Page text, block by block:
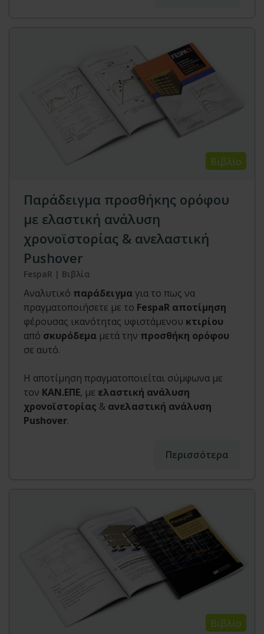
Βιβλίο
Παράδειγμα προσθήκης ορόφου
με ελαστική ανάλυση
χρονοϊστορίας & ανελαστική
Pushover
FespaR | Βιβλία
Αναλυτικό παράδειγμαγια το πως να
πραγματοποιήσετε με το FespaR αποτίμηση
φέρουσας ικανότητας υφιστάμενου κτιρίου
από σκυρόδεμα μετά την προσθήκη ορόφου
σε αυτό.
Η αποτίμηση πραγματοποιείται σύμφωνα με
τον ΚΑΝ.ΕΠΕ, με ελαστική ανάλυση
χρονοϊστορίας & ανελαστική ανάλυση
Pushover.
Περισσότερα
Βιβλίο